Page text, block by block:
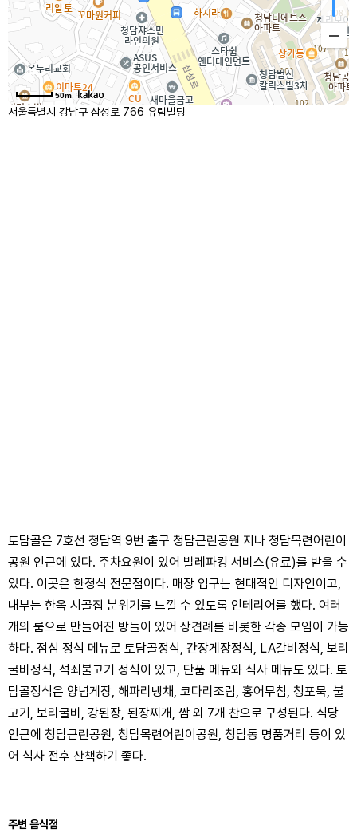
50m
서울특별시 강남구 삼성로 766 유림빌딩
토담골은 7호선 청담역 9번 출구 청담근린공원 지나 청담목련어린이
공원 인근에 있다. 주차요원이 있어 발레파킹 서비스(유료)를 받을 수
있다. 이곳은 한정식 전문점이다. 매장 입구는 현대적인 디자인이고,
내부는 한옥 시골집 분위기를 느낄 수 있도록 인테리어를 했다. 여러
개의 룸으로 만들어진 방들이 있어 상견례를 비롯한 각종 모임이 가능
하다. 점심 정식 메뉴로 토담골정식, 간장게장정식, LA갈비정식, 보리
굴비정식, 석쇠불고기 정식이 있고, 단품 메뉴와 식사 메뉴도 있다. 토
담골정식은 양념게장, 해파리냉채, 코다리조림, 홍어무침, 청포묵, 불
고기, 보리굴비, 강된장, 된장찌개, 쌈 외 7개 찬으로 구성된다. 식당
인근에 청담근린공원, 청담목련어린이공원, 청담동 명품거리 등이 있
어 식사 전후 산책하기 좋다.
주변 음식점